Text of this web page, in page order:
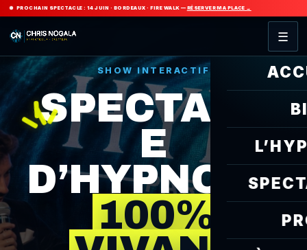
PROCHAIN SPECTACLE : 14 JUIN · BORDEAUX · FIRE WALK — RÉSERVER MA PLACE →
☰
Aller
contenu
SHOW INTERACTIF
SPECTACL
E
D’HYPNOSE
100%